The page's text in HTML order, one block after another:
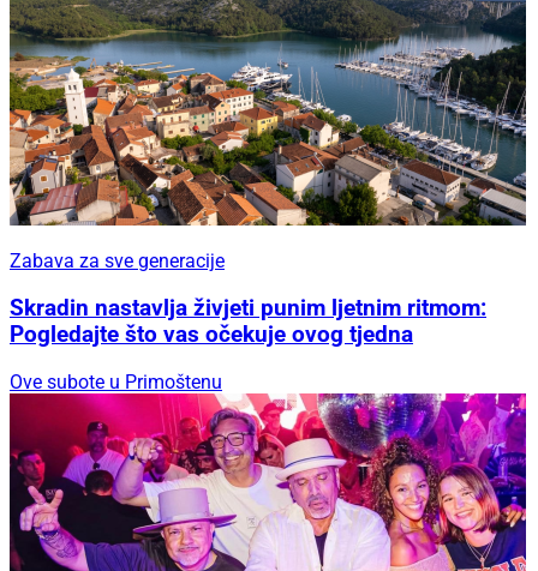
Zabava za sve generacije
Skradin nastavlja živjeti punim ljetnim ritmom:
Pogledajte što vas očekuje ovog tjedna
Ove subote u Primoštenu